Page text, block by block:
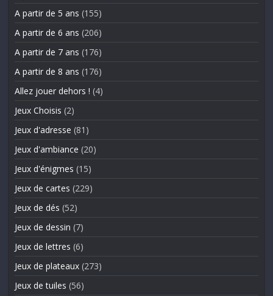
A partir de 5 ans (155)
A partir de 6 ans (206)
A partir de 7 ans (176)
A partir de 8 ans (176)
Allez jouer dehors ! (4)
Jeux Choisis (2)
Jeux d'adresse (81)
Jeux d'ambiance (20)
Jeux d'énigmes (15)
Jeux de cartes (229)
Jeux de dés (52)
Jeux de dessin (7)
Jeux de lettres (6)
Jeux de plateaux (273)
Jeux de tuiles (56)